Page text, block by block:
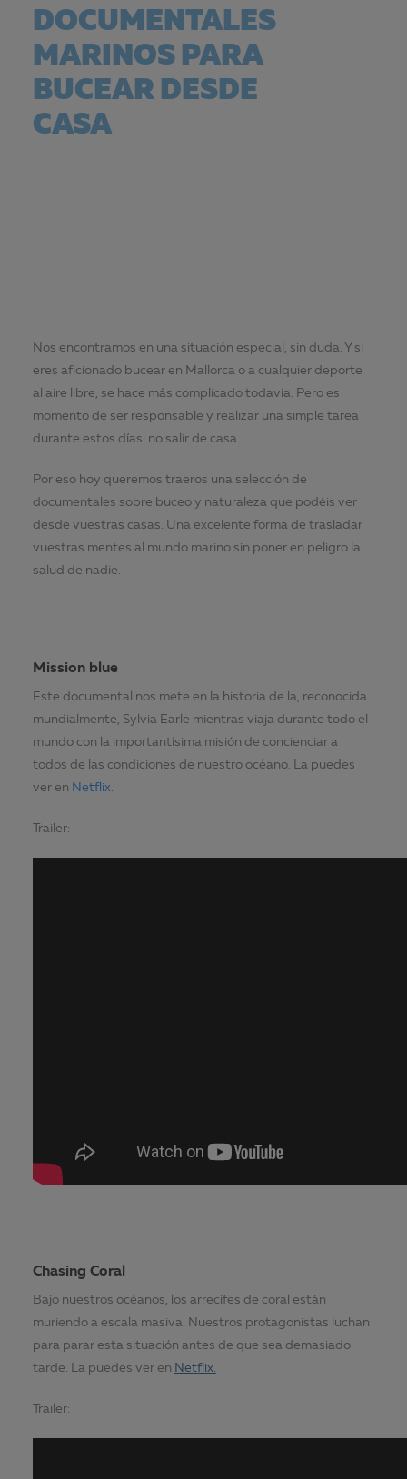
DOCUMENTALES
MARINOS PARA
BUCEAR DESDE
CASA
Nos encontramos en una situación especial, sin duda. Y si
eres aficionado bucear en Mallorca o a cualquier deporte
al aire libre, se hace más complicado todavía. Pero es
momento de ser responsable y realizar una simple tarea
durante estos días: no salir de casa.
Por eso hoy queremos traeros una selección de
documentales sobre buceo y naturaleza que podéis ver
desde vuestras casas. Una excelente forma de trasladar
vuestras mentes al mundo marino sin poner en peligro la
salud de nadie.
Mission blue
Este documental nos mete en la historia de la, reconocida
mundialmente, Sylvia Earle mientras viaja durante todo el
mundo con la importantísima misión de concienciar a
todos de las condiciones de nuestro océano. La puedes
ver en Netflix.
Trailer:
Chasing Coral
Bajo nuestros océanos, los arrecifes de coral están
muriendo a escala masiva. Nuestros protagonistas luchan
para parar esta situación antes de que sea demasiado
tarde. La puedes ver en Netflix.
Trailer: